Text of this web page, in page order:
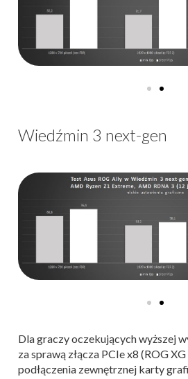
Wiedźmin 3 next-gen
Dla graczy oczekujących wyższej
za sprawą złącza PCIe x8 (ROG
podłączenia zewnętrznej karty